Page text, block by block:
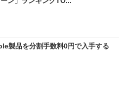
製品を分割手数料0円で入手する